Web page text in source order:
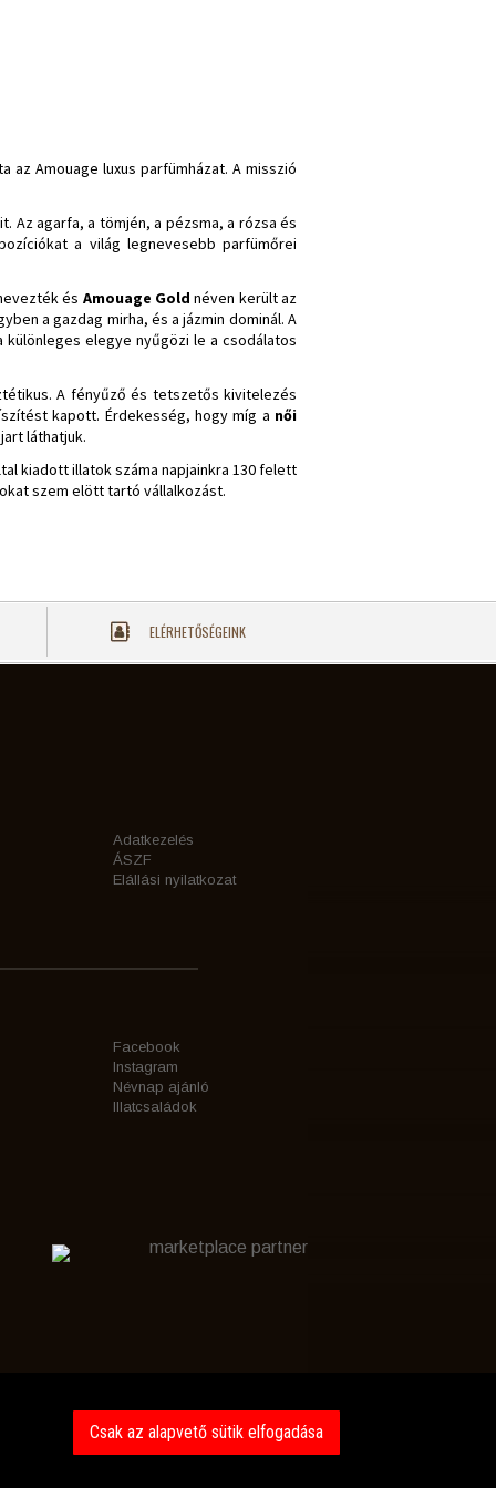
az Amouage luxus parfümházat. A misszió
Az agarfa, a tömjén, a pézsma, a rózsa és
a világ legnevesebb parfümőrei
és Amouage Gold néven került az
a gazdag mirha, és a jázmin dominál. A
elegye nyűgözi le a csodálatos
A fényűző és tetszetős kivitelezés
kapott. Érdekesség, hogy míg a női
láthatjuk.
kiadott illatok száma napjainkra 130 felett
szem elött tartó vállalkozást.
ELÉRHETŐSÉGEINK
Adatkezelés
ÁSZF
Elállási nyilatkozat
Facebook
Instagram
Névnap ajánló
Illatcsaládok
marketplace partner
Csak az alapvető sütik elfogadása